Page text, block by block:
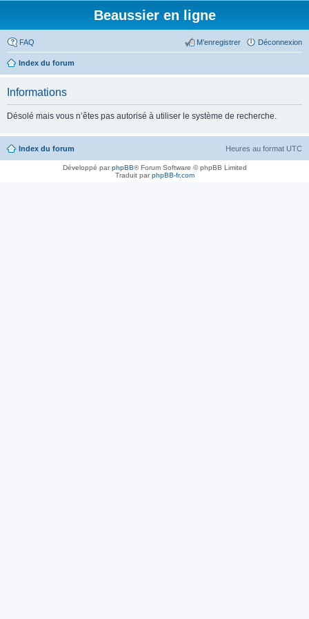
Beaussier en ligne
FAQ Déconnexion
M’enregistrer
Index du forum
Informations
Désolé mais vous n’êtes pas autorisé à utiliser le système de recherche.
Index du forum Heures au format UTC
Développé parphpBB® Forum Software © phpBB Limited
Traduit parphpBB-fr.com